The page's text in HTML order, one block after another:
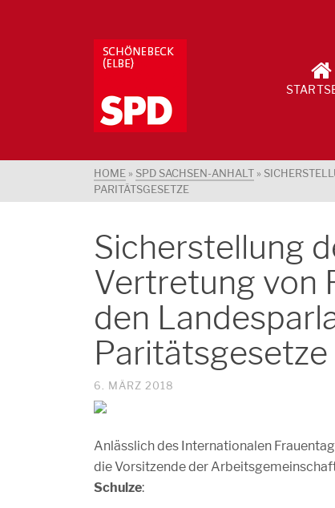
HOME » SPD SACHSEN-ANHALT »
PARITÄTSGESETZE
Sicherstellung
Vertretung von
den
Paritätsgesetze
6. MÄRZ 2018
Anlässlich des Internationalen
die Vorsitzende der
Schulze: